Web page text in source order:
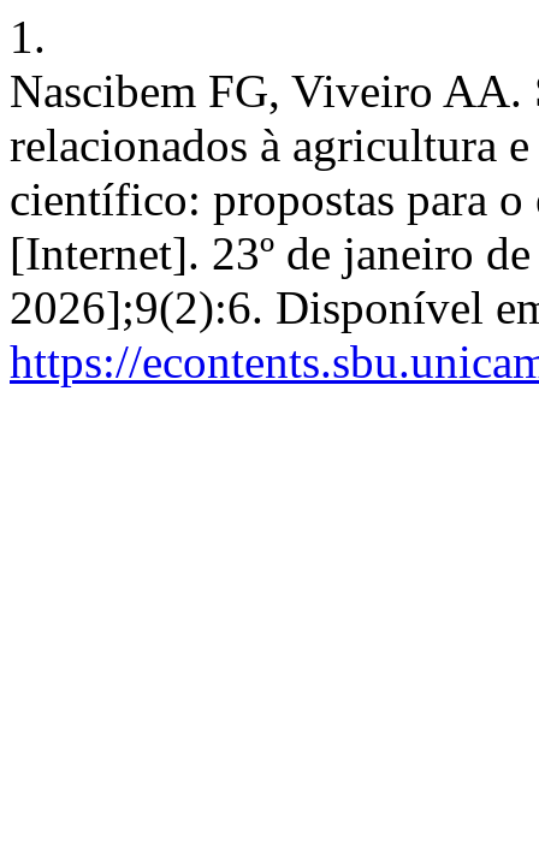
1.
Nascibem FG, Viveiro AA.
relacionados à agricultura
científico: propostas para
[Internet]. 23º de janeiro
2026];9(2):6. Disponível
https://